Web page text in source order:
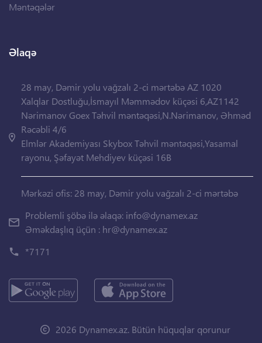
Məntəqələr
Əlaqə
28 may, Dəmir yolu vağzalı 2-ci mərtəbə AZ 1020
Xalqlar Dostluğu,İsmayıl Məmmədov küçəsi 6,AZ1142
Nərimanov Goex Təhvil məntəqəsi,N.Nərimanov, Əhməd
Rəcəbli 4/6
Elmlər Akademiyası Skybox Təhvil məntəqəsi,Yasamal
rayonu, Şəfayət Mehdiyev küçəsi 16B
Mərkəzi ofis: 28 may, Dəmir yolu vağzalı 2-ci mərtəbə
Problemli şöbə ilə əlaqə: info@dynamex.az
Əməkdaşlıq üçün : hr@dynamex.az
*7171
2026 Dynamex.az. Bütün hüquqlar qorunur